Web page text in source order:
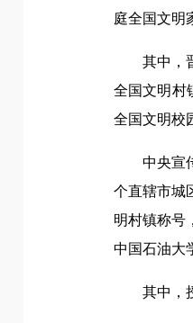
庭全国文明
其中，
全国文明村
全国文明校
中央宣
个直辖市城
明村镇称号
中国石油大
其中，